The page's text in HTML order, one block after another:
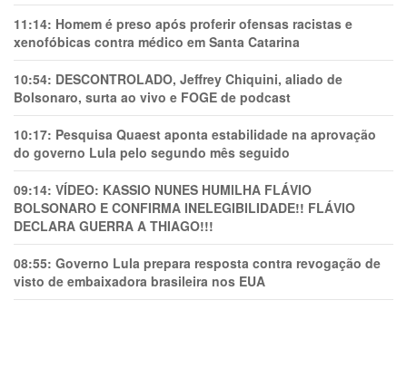
11:14: Homem é preso após proferir ofensas racistas e
xenofóbicas contra médico em Santa Catarina
10:54: DESCONTROLADO, Jeffrey Chiquini, aliado de
Bolsonaro, surta ao vivo e FOGE de podcast
10:17: Pesquisa Quaest aponta estabilidade na aprovação
do governo Lula pelo segundo mês seguido
09:14: VÍDEO: KASSIO NUNES HUMlLHA FLÁVIO
BOLSONARO E CONFIRMA INELEGIBILIDADE!! FLÁVIO
DECLARA GUERRA A THIAGO!!!
08:55: Governo Lula prepara resposta contra revogação de
visto de embaixadora brasileira nos EUA